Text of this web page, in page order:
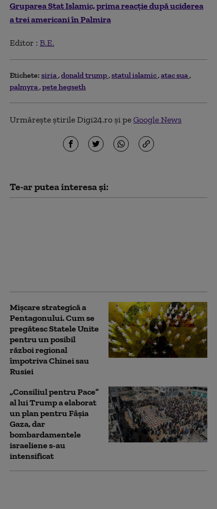
Gruparea Stat Islamic, prima reacţie după uciderea
a trei americani în Palmira
Editor : B.E.
Etichete: siria donald trump statul islamic atac sua
palmyra pete hegseth
Urmărește știrile Digi24.ro și peGoogle News
Te-ar putea interesa și:
Mișcare strategică a
Pentagonului. Cum se
pregătesc Statele Unite
pentru un posibil
război regional
împotriva Chinei sau
Rusiei
„Consiliul pentru Pace”
al lui Trump a elaborat
un plan pentru Fâșia
Gaza, dar
bombardamentele
israeliene s-au
intensificat